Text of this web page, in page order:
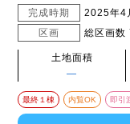
完成時期
2025年4
区画
総区画数
土地面積
―
最終１棟 内覧OK 即引